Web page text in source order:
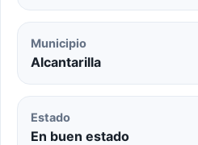
Municipio
Alcantarilla
Estado
En buen estado